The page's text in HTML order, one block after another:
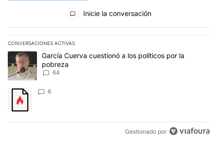
Todos los comentarios
Inicie la conversación
CONVERSACIONES ACTIVAS
Este listado muestra los artículos con más comentarios en los
Un artículo de tendencia con el título "García Cuerva cuestionó
García Cuerva cuestionó a los políticos por la
pobreza
64
Un artículo de tendencia con el título "" con 6 comentarios.
6
Gestionado por